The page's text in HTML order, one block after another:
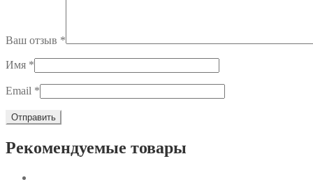
Ваш отзыв *
Имя *
Email *
Рекомендуемые товары